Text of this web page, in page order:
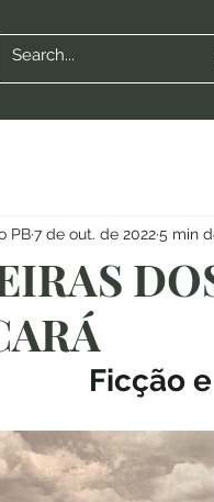
PB7 de out. de 20225 min
Ficção